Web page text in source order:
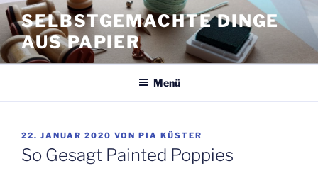
Zum
Inhalt
springen
SELBSTGEMACHTE DINGE
AUS PAPIER
Menü
VERÖFFENTLICHT
AM
22. JANUAR 2020 VON PIA KÜSTER
So Gesagt Painted Poppies